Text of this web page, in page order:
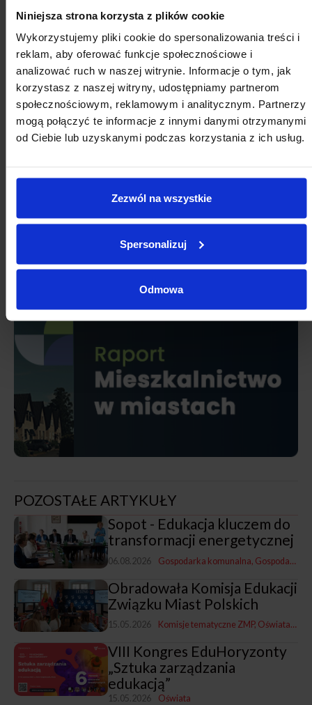
Niniejsza strona korzysta z plików cookie
Wykorzystujemy pliki cookie do spersonalizowania treści i
reklam, aby oferować funkcje społecznościowe i
analizować ruch w naszej witrynie. Informacje o tym, jak
korzystasz z naszej witryny, udostępniamy partnerom
społecznościowym, reklamowym i analitycznym. Partnerzy
mogą połączyć te informacje z innymi danymi otrzymanymi
od Ciebie lub uzyskanymi podczas korzystania z ich usług.
Zezwól na wszystkie
Spersonalizuj
Odmowa
POZOSTAŁE ARTYKUŁY
Sopot - Edukacja kluczem do
transformacji energetycznej
06.08.2026 Gospodarka komunalna Gospodarka i promocja
Obradowała Komisja Edukacji
Związku Miast Polskich
15.05.2026 Komisje tematyczne ZMP Oświata Z
VIII Kongres EduHoryzonty
„Sztuka zarządzania
edukacją”
15.05.2026 Oświata